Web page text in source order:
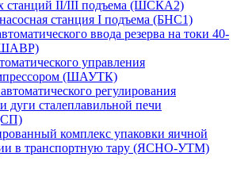
станций II/III подъема (ШСКА2)
станция I подъема (БНС1)
ввода резерва на токи 40-
управления
(ШАУТК)
регулирования
дуги сталеплавильной печи
комплекс упаковки яичной
в транспортную тару (ЯСНО-УТМ)